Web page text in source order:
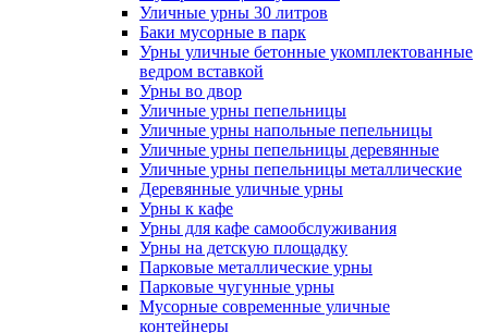
Уличные урны 30 литров
Баки мусорные в парк
Урны уличные бетонные укомплектованные
ведром вставкой
Урны во двор
Уличные урны пепельницы
Уличные урны напольные пепельницы
Уличные урны пепельницы деревянные
Уличные урны пепельницы металлические
Деревянные уличные урны
Урны к кафе
Урны для кафе самообслуживания
Урны на детскую площадку
Парковые металлические урны
Парковые чугунные урны
Мусорные современные уличные
контейнеры